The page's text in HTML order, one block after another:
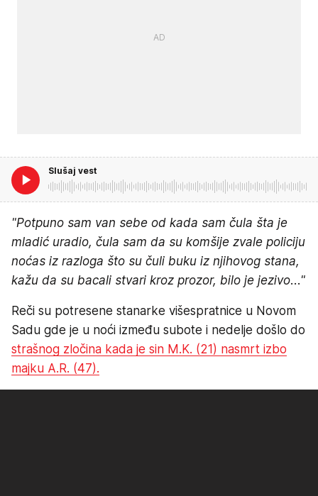
Slušaj vest
"Potpuno sam van sebe od kada sam čula šta je
mladić uradio, čula sam da su komšije zvale policiju
noćas iz razloga što su čuli buku iz njihovog stana,
kažu da su bacali stvari kroz prozor, bilo je jezivo..."
Reči su potresene stanarke višespratnice u Novom
Sadu gde je u noći između subote i nedelje došlo do
strašnog zločina kada je sin M.K. (21) nasmrt izbo
majku A.R. (47).